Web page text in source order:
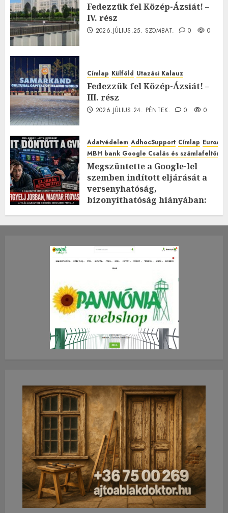
Fedezzük fel Közép-Ázsiát! –
IV. rész
2026.JÚLIUS.25. SZOMBAT. 0 0
Címlap Külföld Utazási Kalauz
Fedezzük fel Közép-Ázsiát! –
III. rész
2026.JÚLIUS.24. PÉNTEK. 0 0
Adatvédelem AdhocSupport Címlap
MBH bank Google Csalás és
Megszüntette a Google-lel
szemben indított eljárását a
versenyhatóság,
bizonyíthatóság hiányában:
2026.JÚLIUS.23. CSÜTÖRTÖK.
0